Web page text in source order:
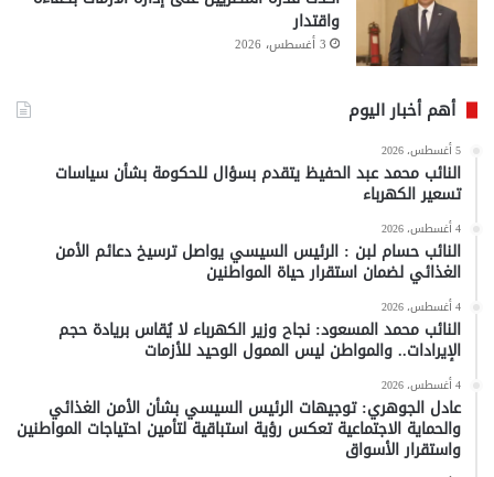
واقتدار
3 أغسطس، 2026
أهم أخبار اليوم
5 أغسطس، 2026
النائب محمد عبد الحفيظ يتقدم بسؤال للحكومة بشأن سياسات
تسعير الكهرباء
4 أغسطس، 2026
النائب حسام لبن : الرئيس السيسي يواصل ترسيخ دعائم الأمن
الغذائي لضمان استقرار حياة المواطنين
4 أغسطس، 2026
النائب محمد المسعود: نجاح وزير الكهرباء لا يُقاس بريادة حجم
الإيرادات.. والمواطن ليس الممول الوحيد للأزمات
4 أغسطس، 2026
عادل الجوهري: توجيهات الرئيس السيسي بشأن الأمن الغذائي
والحماية الاجتماعية تعكس رؤية استباقية لتأمين احتياجات المواطنين
واستقرار الأسواق